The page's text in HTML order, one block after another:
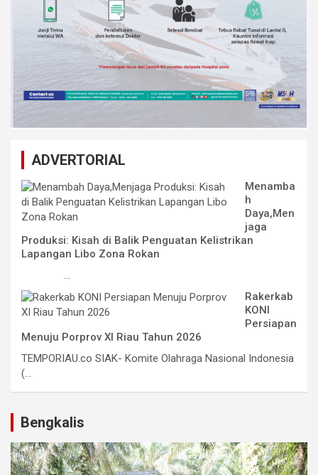
ADVERTORIAL
Menamba
h
Daya,Men
jaga
Produksi: Kisah di Balik Penguatan Kelistrikan
Lapangan Libo Zona Rokan
...
Rakerkab
KONI
Persiapan
Menuju Porprov XI Riau Tahun 2026
TEMPORIAU.co SIAK- Komite Olahraga Nasional Indonesia
(...
Bengkalis